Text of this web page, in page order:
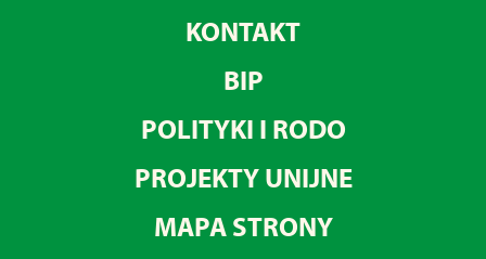
KONTAKT
BIP
POLITYKI I RODO
PROJEKTY UNIJNE
MAPA STRONY